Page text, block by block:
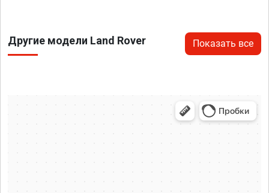
Другие модели Land Rover Показать все